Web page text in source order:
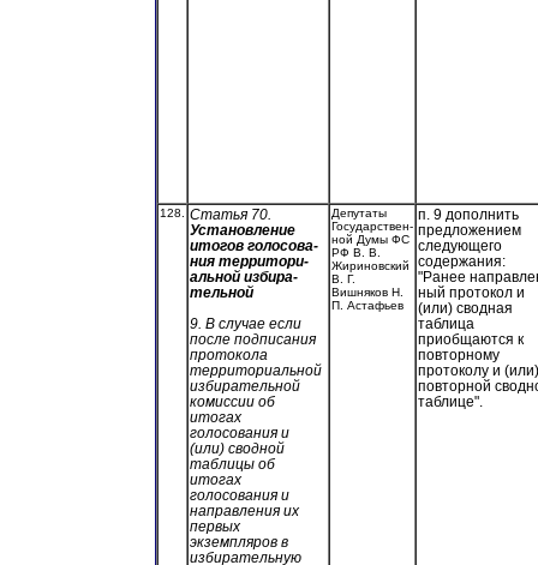
128.
Статья 70.
Установление
итогов голосова-
ния территори-
альной избира-
тельной
9. В случае если
после подписания
протокола
территориальной
избирательной
комиссии об
итогах
голосования и
(или) сводной
таблицы об
итогах
голосования и
направления их
первых
экземпляров в
избирательную
Депутаты
Государствен-
ной Думы ФС
РФ В. В.
Жириновский
В. Г.
Вишняков Н.
П. Астафьев
п. 9 дополнить
предложением
следующего
содержания:
"Ранее
ный протокол и
(или) сводная
таблица
приобщаются к
повторному
протоколу и (или)
повторной
таблице".